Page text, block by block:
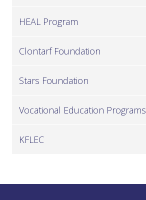
HEAL Program
Clontarf Foundation
Stars Foundation
Vocational Education Programs
KFLEC